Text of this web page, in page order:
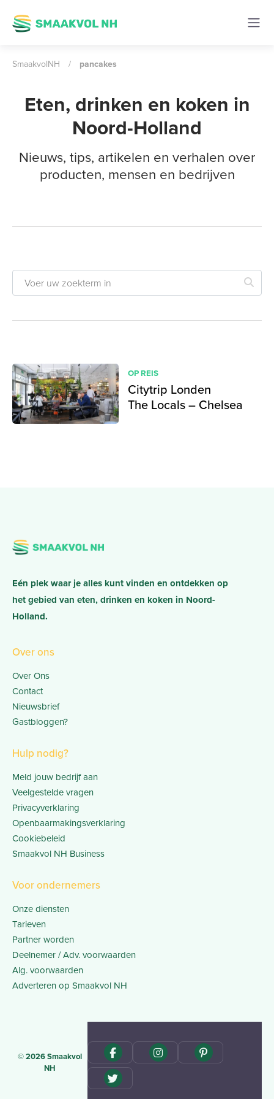
SmaakvolNH / pancakes
Eten, drinken en koken in
Noord-Holland
Nieuws, tips, artikelen en verhalen over
producten, mensen en bedrijven
OP REIS
Citytrip Londen
The Locals – Chelsea
Eén plek waar je alles kunt vinden en ontdekken op
het gebied van eten, drinken en koken in Noord-
Holland.
Over ons
Over Ons
Contact
Nieuwsbrief
Gastbloggen?
Hulp nodig?
Meld jouw bedrijf aan
Veelgestelde vragen
Privacyverklaring
Openbaarmakingsverklaring
Cookiebeleid
Smaakvol NH Business
Voor ondernemers
Onze diensten
Tarieven
Partner worden
Deelnemer / Adv. voorwaarden
Alg. voorwaarden
Adverteren op Smaakvol NH
© 2026 Smaakvol
NH